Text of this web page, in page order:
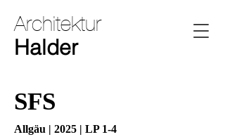
Architektur
Halder
SFS
Allgäu | 2025 | LP 1-4